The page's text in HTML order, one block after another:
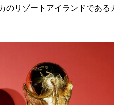
のリゾートアイランドであ